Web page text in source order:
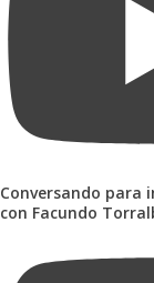
Conversando para
con Facundo